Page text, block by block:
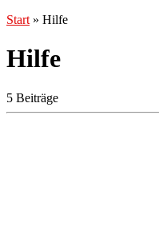
Start » Hilfe
Hilfe
5 Beiträge